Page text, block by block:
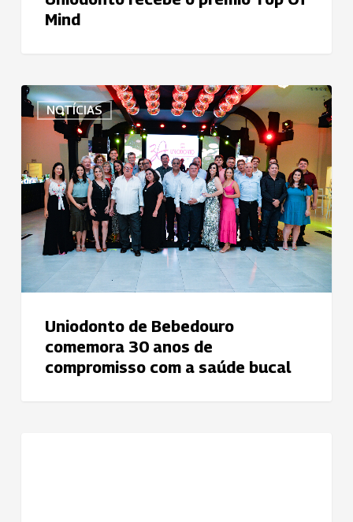
Mind
NOTÍCIAS
Uniodonto
de
Bebedouro
comemora
30
anos
de
compromisso
com
bucalUniodonto de Bebedouro
comemora 30 anos de
compromisso com a saúde bucal